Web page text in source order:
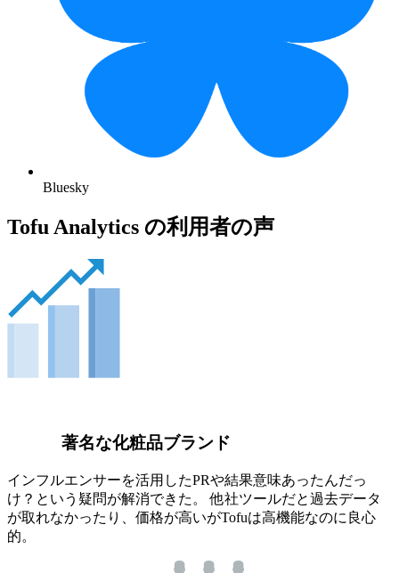
Bluesky
Tofu Analytics の利用者の声
著名な化粧品ブランド
インフルエンサーを活用したPRや結果意味あったんだっ
け？という疑問が解消できた。 他社ツールだと過去データ
が取れなかったり、価格が高いがTofuは高機能なのに良心
的。